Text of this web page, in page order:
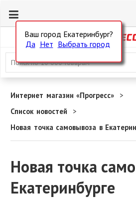
Ваш город Екатеринбург?
Да Нет Выбрать город
Интернет магазин «Прогресс»
Список новостей
Новая точка самовывоза в
Новая точка
Екатеринбурге